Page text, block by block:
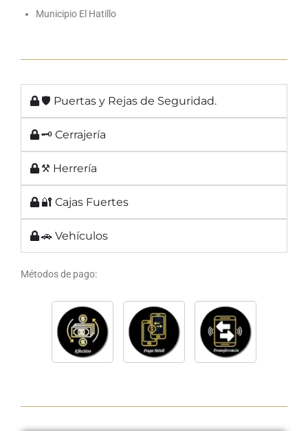
Municipio El Hatillo
🛡 Puertas y Rejas de Seguridad.
🗝 Cerrajería
⚒ Herrería
🔐 Cajas Fuertes
🚗 Vehículos
Métodos de pago: